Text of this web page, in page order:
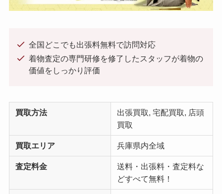
全国どこでも出張料無料で訪問対応
着物査定の専門研修を修了したスタッフが着物の
価値をしっかり評価
買取方法
出張買取, 宅配買取, 店頭
買取
買取エリア 兵庫県内全域
査定料金
送料・出張料・査定料な
どすべて無料！